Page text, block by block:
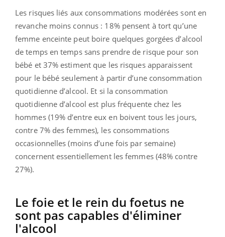
Les risques liés aux consommations modérées sont en
revanche moins connus : 18% pensent à tort qu’une
femme enceinte peut boire quelques gorgées d’alcool
de temps en temps sans prendre de risque pour son
bébé et 37% estiment que les risques apparaissent
pour le bébé seulement à partir d’une consommation
quotidienne d’alcool. Et si la consommation
quotidienne d’alcool est plus fréquente chez les
hommes (19% d’entre eux en boivent tous les jours,
contre 7% des femmes), les consommations
occasionnelles (moins d’une fois par semaine)
concernent essentiellement les femmes (48% contre
27%).
Le foie et le rein du foetus ne
sont pas capables d'éliminer
l'alcool